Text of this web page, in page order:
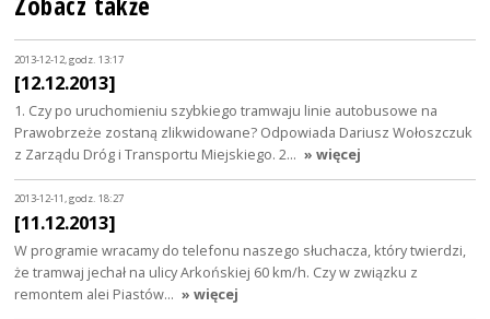
2013-12-12, godz. 13:17
[12.12.2013]
1. Czy po uruchomieniu szybkiego tramwaju linie autobusowe na
Prawobrzeże zostaną zlikwidowane? Odpowiada Dariusz Wołoszczuk
z Zarządu Dróg i Transportu Miejskiego. 2… » więcej
2013-12-11, godz. 18:27
[11.12.2013]
W programie wracamy do telefonu naszego słuchacza, który twierdzi,
że tramwaj jechał na ulicy Arkońskiej 60 km/h. Czy w związku z
remontem alei Piastów… » więcej